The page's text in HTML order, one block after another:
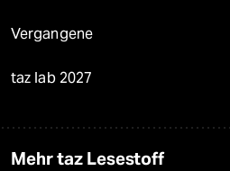
Vergangene
taz lab 2027
Mehr taz Lesestoff